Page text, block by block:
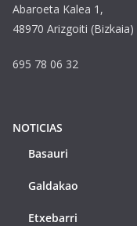
Abaroeta Kalea 1,
48970 Arizgoiti (Bizkaia)
695 78 06 32
NOTICIAS
Basauri
Galdakao
Etxebarri